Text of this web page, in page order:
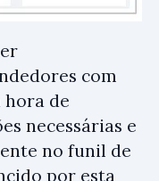
com
hora de
necessárias e
no funil de
por esta